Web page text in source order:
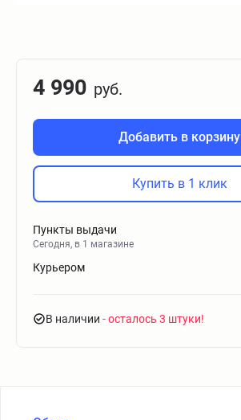
4 990 руб.
Добавить в корзину
Купить в 1 клик
Пункты выдачи
Сегодня, в 1 магазине
Курьером
В наличии - осталось 3 штуки